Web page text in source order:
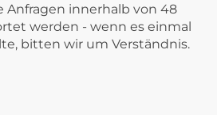
Anfragen innerhalb von 48
werden - wenn es einmal
bitten wir um Verständnis.